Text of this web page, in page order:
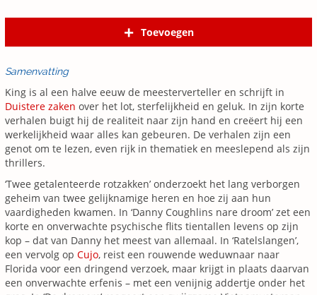
Toevoegen
Samenvatting
King is al een halve eeuw de meesterverteller en schrijft in
Duistere zaken over het lot, sterfelijkheid en geluk. In zijn korte
verhalen buigt hij de realiteit naar zijn hand en creëert hij een
werkelijkheid waar alles kan gebeuren. De verhalen zijn een
genot om te lezen, even rijk in thematiek en meeslepend als zijn
thrillers.
‘Twee getalenteerde rotzakken’ onderzoekt het lang verborgen
geheim van twee gelijknamige heren en hoe zij aan hun
vaardigheden kwamen. In ‘Danny Coughlins nare droom’ zet een
korte en onverwachte psychische flits tientallen levens op zijn
kop – dat van Danny het meest van allemaal. In ‘Ratelslangen’,
een vervolg op Cujo, reist een rouwende weduwnaar naar
Florida voor een dringend verzoek, maar krijgt in plaats daarvan
een onverwachte erfenis – met een venijnig addertje onder het